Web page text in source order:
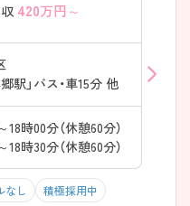
420万円～
駅」バス・車15分 他
18時00分（休憩60分）
18時30分（休憩60分）
なし 積極採用中